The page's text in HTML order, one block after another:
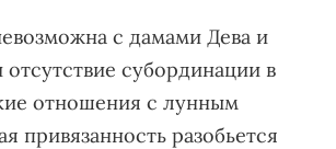
с дамами Дева и
субординации в
отношения с лунным
привязанность разобьется